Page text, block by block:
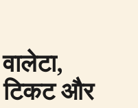
टिकट और